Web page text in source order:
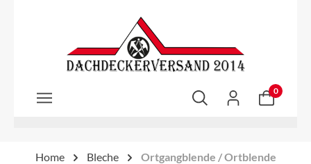
Zum Hauptinhalt springen
0
Home Bleche Ortgangblende / Ortblende